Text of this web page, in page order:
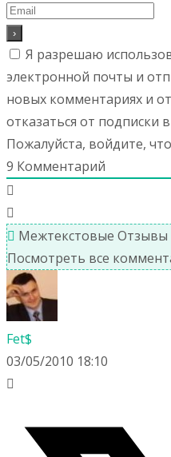
Я разрешаю
электронной почты и
новых комментариях и
отказаться от подписки
Пожалуйста, войдите,
9 Комментарий
Межтекстовые Отзывы
Посмотреть все
Fet$
03/05/2010 18:10